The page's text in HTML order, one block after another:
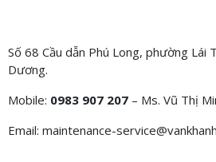
Số 68 Cầu dẫn Phú Long, phường Lái
Dương.
Mobile: 0983 907 207 – Ms. Vũ Thị
Email: maintenance-